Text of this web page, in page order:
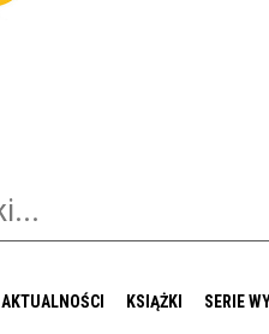
AKTUALNOŚCI KSIĄŻKI SERIE